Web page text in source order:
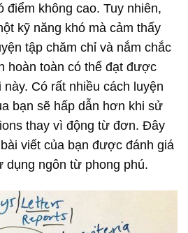
điểm không cao. Tuy nhiên,
kỹ năng khó mà cảm thấy
tập chăm chỉ và nắm chắc
hoàn toàn có thể đạt được
Có rất nhiều cách luyện
bạn sẽ hấp dẫn hơn khi sử
thay vì động từ đơn. Đây
viết của bạn được đánh giá
dụng ngôn từ phong phú.